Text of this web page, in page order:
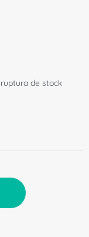
de stock